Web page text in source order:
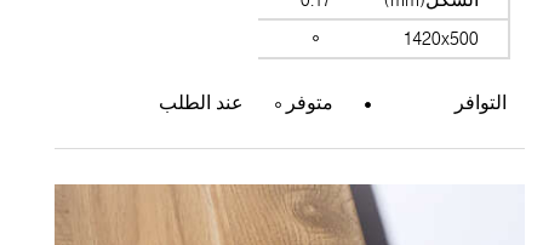
1420x500
التوافر متوفر عند الطلب